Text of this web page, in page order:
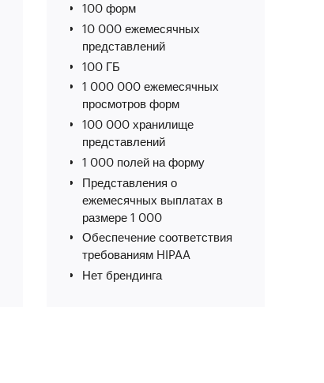
100 форм
10 000 ежемесячных
представлений
100 ГБ
1 000 000 ежемесячных
просмотров форм
100 000 хранилище
представлений
1 000 полей на форму
Представления о
ежемесячных выплатах в
размере 1 000
Обеспечение соответствия
требованиям HIPAA
Нет брендинга